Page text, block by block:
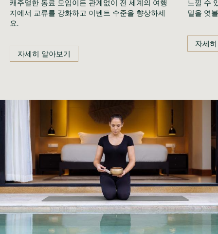
지에서 교류를 강화하고 이벤트 수준을 향상하세
요.
자세히 알아보기
밀을 엿
자세